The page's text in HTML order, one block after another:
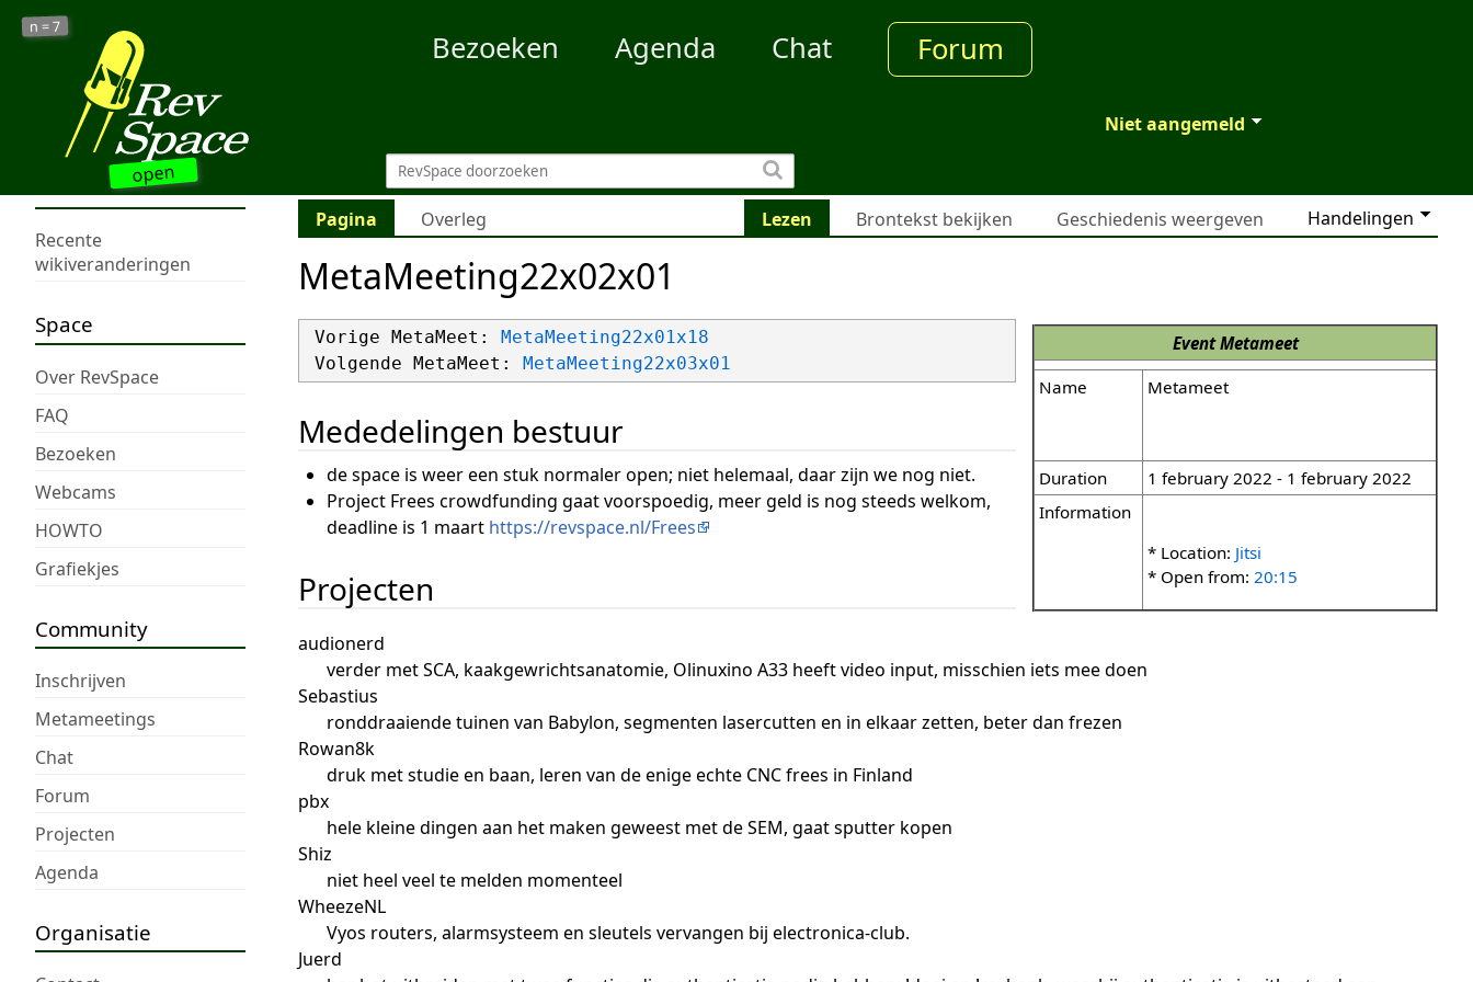
open
n =7
Bezoeken Agenda Chat Forum
Niet aangemeld
Recente
wikiveranderingen
Space
Over RevSpace
FAQ
Bezoeken
Webcams
HOWTO
Grafiekjes
Community
Inschrijven
Metameetings
Chat
Forum
Projecten
Agenda
Organisatie
Pagina Overleg Handelingen
Lezen Brontekst bekijken Geschiedenis weergeven
MetaMeeting22x02x01
EventMetameet
Name
Metameet
Duration
1 february 2022 - 1 february 2022
Information
* Location: Jitsi
* Open from: 20:15
Vorige MetaMeet:
MetaMeeting22x01x18
Volgende MetaMeet:
MetaMeeting22x03x01
Mededelingen bestuur
de space is weer een stuk normaler open; niet helemaal, daar zijn we nog niet.
Project Frees crowdfunding gaat voorspoedig, meer geld is nog steeds welkom,
deadline is 1 maart https://revspace.nl/Frees
Projecten
audionerd
verder met SCA, kaakgewrichtsanatomie, Olinuxino A33 heeft video input, misschien iets mee doen
Sebastius
ronddraaiende tuinen van Babylon, segmenten lasercutten en in elkaar zetten, beter dan frezen
Rowan8k
druk met studie en baan, leren van de enige echte CNC frees in Finland
pbx
hele kleine dingen aan het maken geweest met de SEM, gaat sputter kopen
Shiz
niet heel veel te melden momenteel
WheezeNL
Vyos routers, alarmsysteem en sleutels vervangen bij electronica-club.
Juerd